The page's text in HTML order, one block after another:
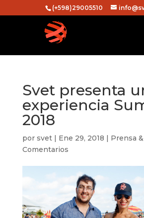
(+598)29005510
Svet presenta
experiencia
2018
por svet| Ene 29, 2018 | Prensa
Comentarios